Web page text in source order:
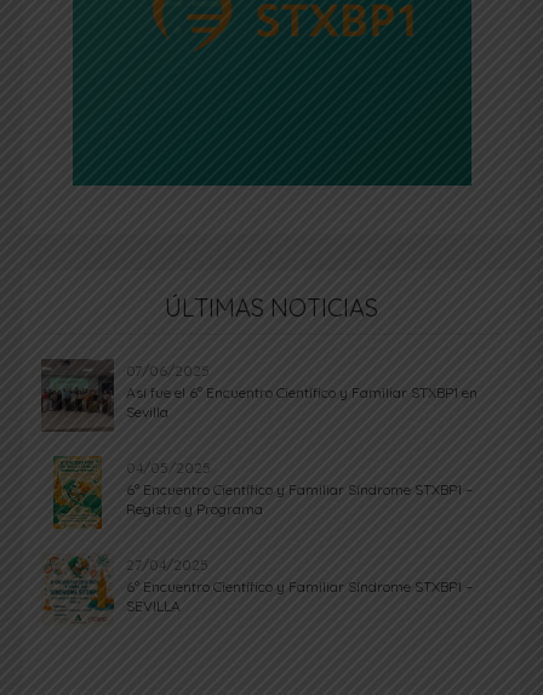
ÚLTIMAS NOTICIAS
07/06/2025
Así fue el 6º Encuentro Científico y Familiar STXBP1 en
Sevilla
04/05/2025
6º Encuentro Científico y Familiar Síndrome STXBP1 –
Registro y Programa
27/04/2025
6º Encuentro Científico y Familiar Síndrome STXBP1 –
SEVILLA